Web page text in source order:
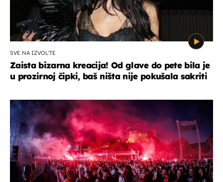
SVE NA IZVOL'TE
Zaista bizarna kreacija! Od glave do pete bila je
u prozirnoj čipki, baš ništa nije pokušala sakriti